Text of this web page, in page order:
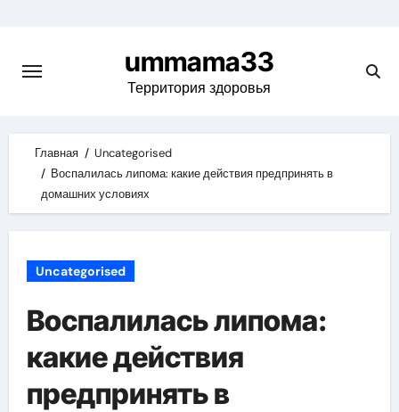
content
ummama33
Территория здоровья
Главная
Uncategorised
Воспалилась липома: какие действия предпринять в
домашних условиях
Uncategorised
Воспалилась липома:
какие действия
предпринять в